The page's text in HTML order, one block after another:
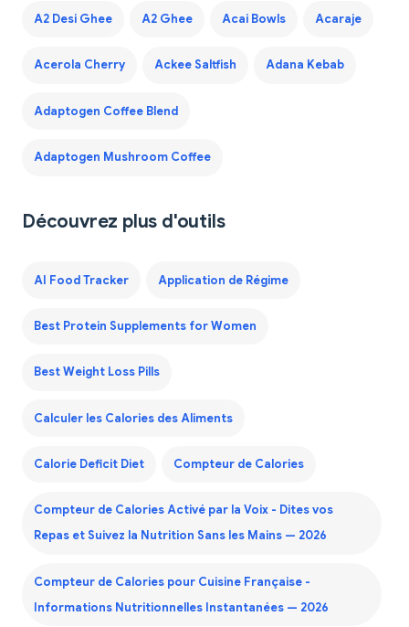
A2 Desi Ghee A2 Ghee Acai Bowls Acaraje
Acerola Cherry Ackee Saltfish Adana Kebab
Adaptogen Coffee Blend
Adaptogen Mushroom Coffee
Découvrez plus d'outils
AI Food Tracker Application de Régime
Best Protein Supplements for Women
Best Weight Loss Pills
Calculer les Calories des Aliments
Calorie Deficit Diet Compteur de Calories
Compteur de Calories Activé par la Voix - Dites vos
Repas et Suivez la Nutrition Sans les Mains — 2026
Compteur de Calories pour Cuisine Française -
Informations Nutritionnelles Instantanées — 2026